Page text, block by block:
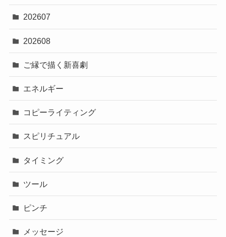
202607
202608
ご縁で描く新喜劇
エネルギー
コピーライティング
スピリチュアル
タイミング
ツール
ピンチ
メッセージ